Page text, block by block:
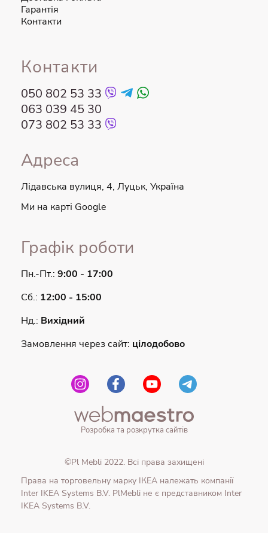
нашої бази щасливих клієнтів, ви можете
розраховувати на нашого спеціаліста з
обслуговування клієнтів, який допоможе вам із будь-
Гарантія
Контакти
Контакти
050 802 53 33
063 039 45 30
073 802 53 33
Адреса
Лідавська вулиця, 4, Луцьк, Україна
Ми на карті Google
Графік роботи
Пн.-Пт.: 9:00 - 17:00
Сб.: 12:00 - 15:00
Нд.: Вихідний
Замовлення через сайт: цілодобово
Розробка та розкрутка сайтів
©Pl Mebli 2022. Всі права захищені
Права на торговельну марку IКЕА належать компанії
Inter IKEA Systems B.V. PlMebli не є представником Inter
IKEA Systems B.V.